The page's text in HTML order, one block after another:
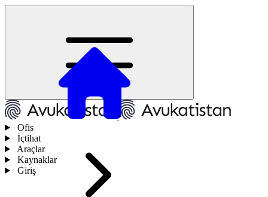
Ofis
İçtihat
Araçlar
Kaynaklar
Giriş